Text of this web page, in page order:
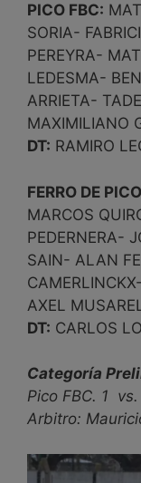
PICO FBC:
SORIA-
PEREYRA-
LEDESMA-
ARRIETA-
MAXIMILIANO
DT: RAMIRO
FERRO DE
MARCOS
PEDERNERA-
SAIN- ALAN
AXEL
DT: CARLOS
Categoría
Pico FBC. 1
Arbitro: